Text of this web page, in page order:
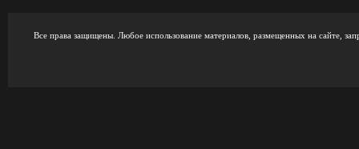
Все права защищены. Любое использование материалов, размещенных на сайте,